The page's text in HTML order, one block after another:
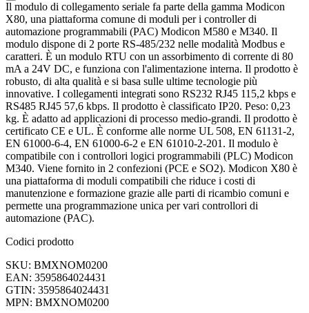
Il modulo di collegamento seriale fa parte della gamma Modicon
X80, una piattaforma comune di moduli per i controller di
automazione programmabili (PAC) Modicon M580 e M340. Il
modulo dispone di 2 porte RS-485/232 nelle modalità Modbus e
caratteri. È un modulo RTU con un assorbimento di corrente di 80
mA a 24V DC, e funziona con l'alimentazione interna. Il prodotto è
robusto, di alta qualità e si basa sulle ultime tecnologie più
innovative. I collegamenti integrati sono RS232 RJ45 115,2 kbps e
RS485 RJ45 57,6 kbps. Il prodotto è classificato IP20. Peso: 0,23
kg. È adatto ad applicazioni di processo medio-grandi. Il prodotto è
certificato CE e UL. È conforme alle norme UL 508, EN 61131-2,
EN 61000-6-4, EN 61000-6-2 e EN 61010-2-201. Il modulo è
compatibile con i controllori logici programmabili (PLC) Modicon
M340. Viene fornito in 2 confezioni (PCE e SO2). Modicon X80 è
una piattaforma di moduli compatibili che riduce i costi di
manutenzione e formazione grazie alle parti di ricambio comuni e
permette una programmazione unica per vari controllori di
automazione (PAC).
Codici prodotto
SKU: BMXNOM0200
EAN: 3595864024431
GTIN: 3595864024431
MPN: BMXNOM0200